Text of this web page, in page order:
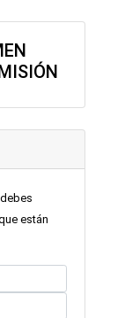
están